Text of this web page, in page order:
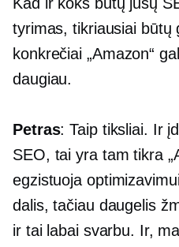
tyrimas, tikriausiai būtų
konkrečiai „Amazon“
daugiau.
Petras: Taip tiksliai. Ir
SEO, tai yra tam tikra
egzistuoja
dalis, tačiau daugelis
ir tai labai svarbu. Ir,